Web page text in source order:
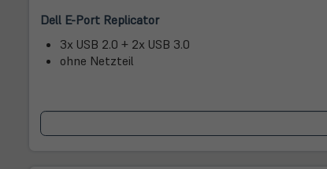
(öffnet
neuem
Tab)
Dell E-Port Replicator(öffnet
neuem
3x USB 2.0 + 2x USB 3.0
ohne Netzteil